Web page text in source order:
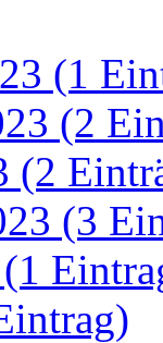
(1
(2
(2
(3